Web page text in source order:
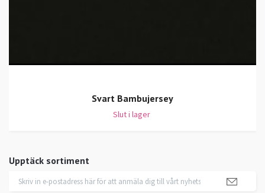
Upptäck sortiment
Svart Bambujersey
Slut i lager